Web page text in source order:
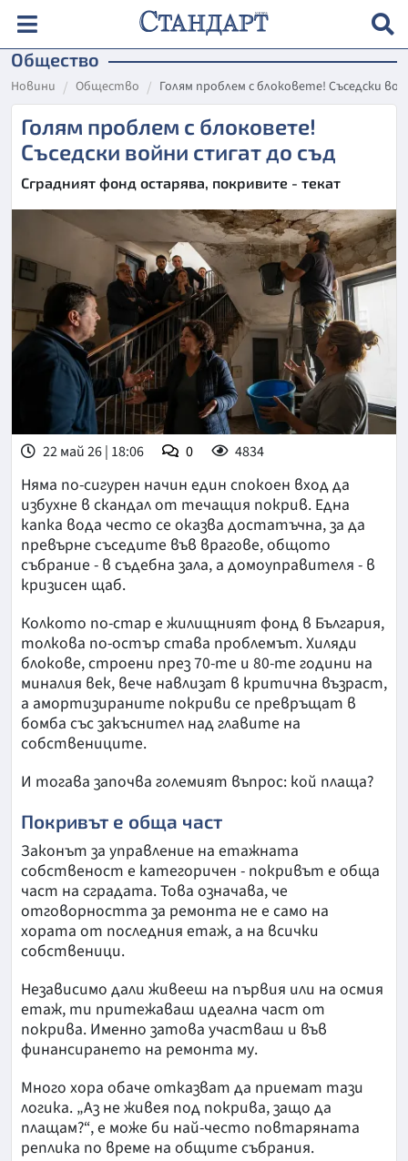
Общество
Новини Общество Голям проблем с блоковете! Съседски
Голям проблем с блоковете!
Съседски войни стигат до съд
Сградният фонд остарява, покривите - текат
22 май 26 | 18:06 0 4834
Няма по-сигурен начин един спокоен вход да
избухне в скандал от течащия покрив. Една
капка вода често се оказва достатъчна, за да
превърне съседите във врагове, общото
събрание - в съдебна зала, а домоуправителя - в
кризисен щаб.
Колкото по-стар е жилищният фонд в България,
толкова по-остър става проблемът. Хиляди
блокове, строени през 70-те и 80-те години на
миналия век, вече навлизат в критична възраст,
а амортизираните покриви се превръщат в
бомба със закъснител над главите на
собствениците.
И тогава започва големият въпрос: кой плаща?
Покривът е обща част
Законът за управление на етажната
собственост е категоричен - покривът е обща
част на сградата. Това означава, че
отговорността за ремонта не е само на
хората от последния етаж, а на всички
собственици.
Независимо дали живееш на първия или на осмия
етаж, ти притежаваш идеална част от
покрива. Именно затова участваш и във
финансирането на ремонта му.
Много хора обаче отказват да приемат тази
логика. „Аз не живея под покрива, защо да
плащам?“, е може би най-често повтаряната
реплика по време на общите събрания.